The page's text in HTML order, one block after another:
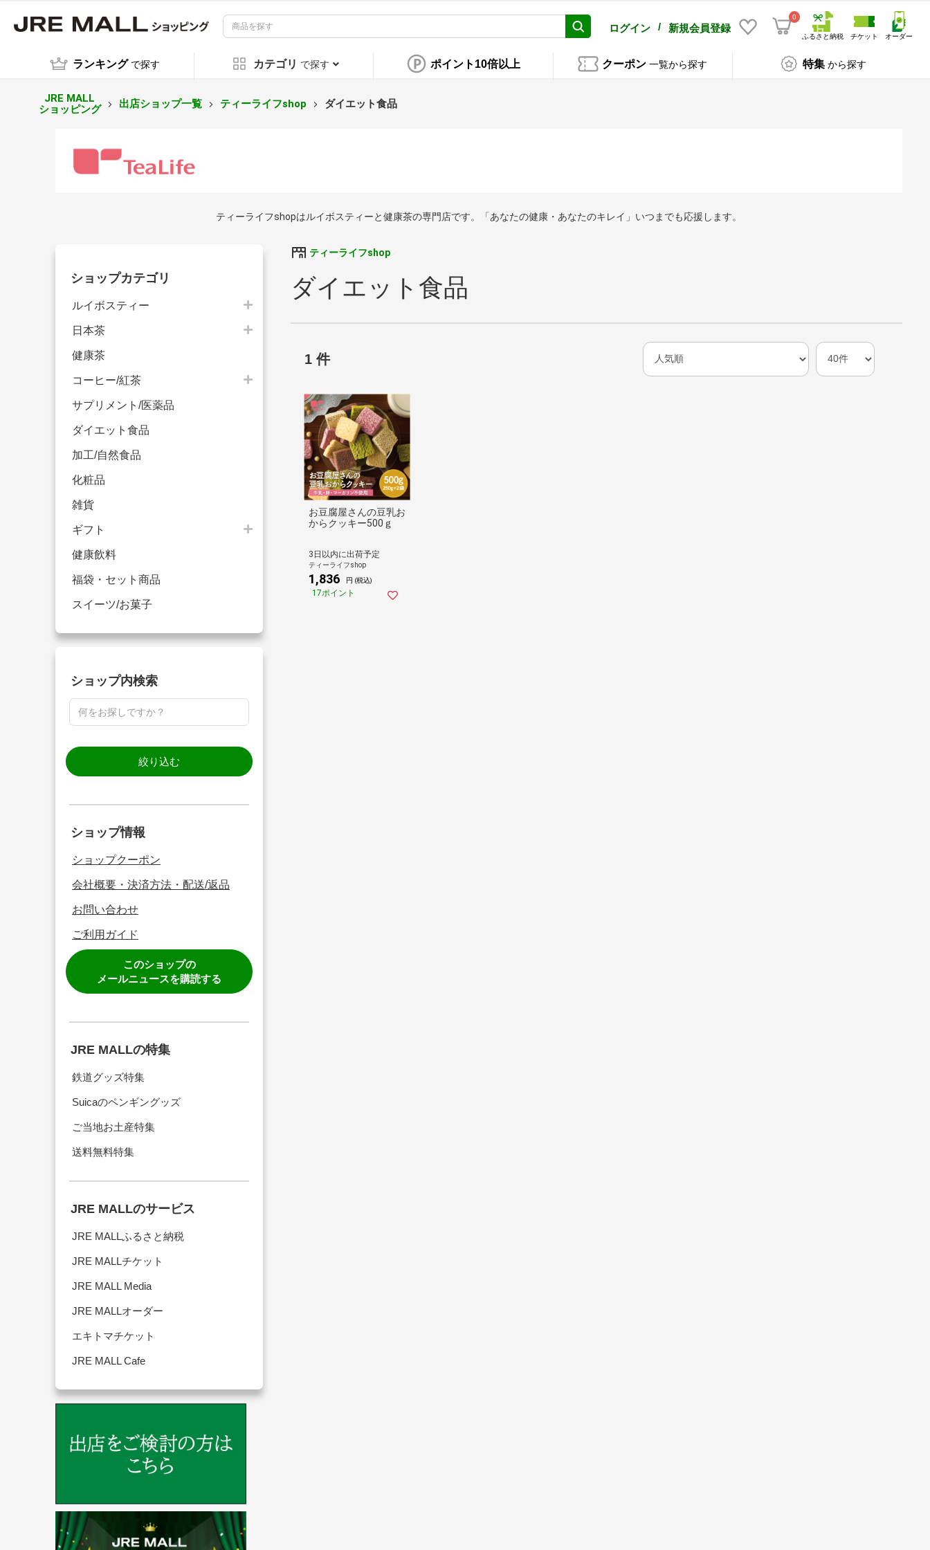
ログイン / 新規会員登録
0
ふるさと納税 チケット オーダー
ランキング で探す カテゴリ で探す ポイント10倍以上 クーポン 一覧から探す 特集 から探す
JRE MALL
ショッピング
出店ショップ一覧 ティーライフshop ダイエット食品
ティーライフshopはルイボスティーと健康茶の専門店です。「あなたの健康・あなたのキレイ」いつまでも応援します。
ショップカテゴリ
ルイボスティー
日本茶
健康茶
コーヒー/紅茶
サプリメント/医薬品
ダイエット食品
加工/自然食品
化粧品
雑貨
ギフト
健康飲料
福袋・セット商品
スイーツ/お菓子
ショップ内検索
絞り込む
ショップ情報
ショップクーポン
会社概要・決済方法・配送/返品
お問い合わせ
ご利用ガイド
このショップの
メールニュースを購読する
JRE MALLの特集
鉄道グッズ特集
Suicaのペンギングッズ
ご当地お土産特集
送料無料特集
JRE MALLのサービス
JRE MALLふるさと納税
JRE MALLチケット
JRE MALL Media
JRE MALLオーダー
エキトマチケット
JRE MALL Cafe
ティーライフshop
ダイエット食品
1 件
お豆腐屋さんの豆乳お
からクッキー500ｇ
3日以内に出荷予定
ティーライフshop
1,836 円 (税込)
17ポイント